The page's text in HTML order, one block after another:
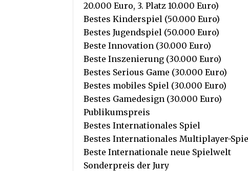
20.000 Euro, 3. Platz 10.000 Euro)
Bestes Kinderspiel (50.000 Euro)
Bestes Jugendspiel (50.000 Euro)
Beste Innovation (30.000 Euro)
Beste Inszenierung (30.000 Euro)
Bestes Serious Game (30.000 Euro)
Bestes mobiles Spiel (30.000 Euro)
Bestes Gamedesign (30.000 Euro)
Publikumspreis
Bestes Internationales Spiel
Bestes Internationales Multiplayer-
Beste Internationale neue Spielwelt
Sonderpreis der Jury